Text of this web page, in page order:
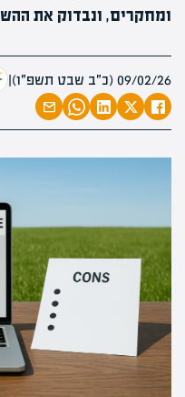
ומחקרים, ונבדוק את
09/02/26 (כ״ב שבט תשפ״ו) |